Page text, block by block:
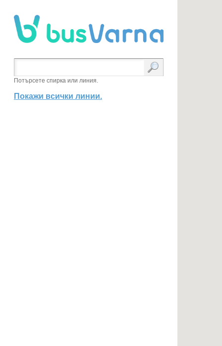
Потърсете спирка или линия.
Покажи всички линии.